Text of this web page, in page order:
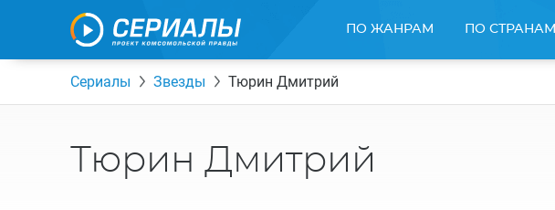
ПО ЖАНРАМ ПО СТРАНАМ
Сериалы Звезды Тюрин Дмитрий
Тюрин Дмитрий